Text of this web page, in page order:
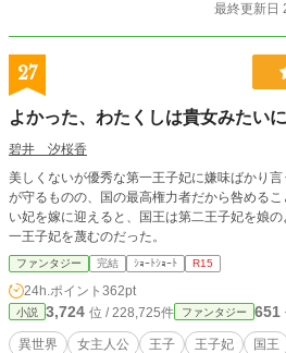
※更新は不定期。プロットは第二部まで考え
す。 ※第一部は全53話。第二部再開は2月を
最終更新日
27
よかった、わたくしは貴女みたい
碧井 汐桜香
美しくないが優秀な第一王子妃に嫌味ばかり
が守るものの、国の最高権力者だから咎める
い妃を嫁に迎えると、国王は第二王子妃を娘
一王子妃を蔑むのだった。
ファンタジー 完結 ｼｮｰﾄｼｮｰﾄ R15
24h.ポイント 362pt
小説 3,724 位 / 228,725件 ファンタジー 651
異世界 女主人公 王子 王子妃 国王